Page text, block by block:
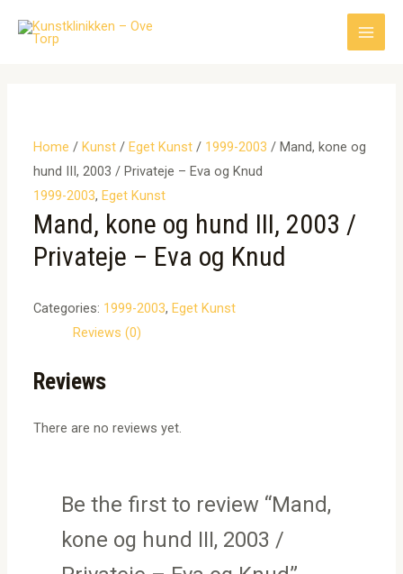
Main
Home /Kunst /Eget Kunst / 1999-2003 / Mand, kone og
hund III, 2003 / Privateje – Eva og Knud
1999-2003,Eget Kunst
Mand, kone og hund III, 2003 /
Privateje – Eva og Knud
Categories: 1999-2003,Eget Kunst
Reviews (0)
Reviews
There are no reviews yet.
Be the first to review “Mand,
kone og hund III, 2003 /